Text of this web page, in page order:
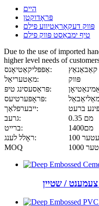
היים
פּראָדוקטן
פּווק דעקאָראַטיווע פילם
טיף ימבאָסט פּווק פילם
Due to the use of imported
higher level needs of
אַפּפּליקאַטיאָנס:
מאַטעריאַל:
פּווק
פּראַסעסינג טיפּ:
פּראָפּערטיעס:
ייבערפלאַך:
ברעט
גרעב:
0.35 מם
ברייט:
1400מם
ראָלל לענג:
מעטער
MOQ